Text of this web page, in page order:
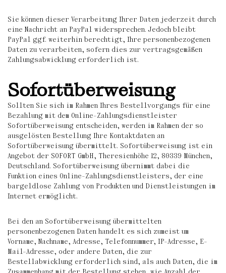
Sie können dieser Verarbeitung Ihrer Daten jederzeit durch
eine Nachricht an PayPal widersprechen. Jedoch bleibt
PayPal ggf. weiterhin berechtigt, Ihre personenbezogenen
Daten zu verarbeiten, sofern dies zur vertragsgemäßen
Zahlungsabwicklung erforderlich ist.
Sofortüberweisung
Sollten Sie sich im Rahmen Ihres Bestellvorgangs für eine
Bezahlung mit dem Online-Zahlungsdienstleister
Sofortüberweisung entscheiden, werden im Rahmen der so
ausgelösten Bestellung Ihre Kontaktdaten an
Sofortüberweisung übermittelt. Sofortüberweisung ist ein
Angebot der SOFORT GmbH, Theresienhöhe 12, 80339 München,
Deutschland. Sofortüberweisung übernimmt dabei die
Funktion eines Online-Zahlungsdienstleisters, der eine
bargeldlose Zahlung von Produkten und Dienstleistungen im
Internet ermöglicht.
Bei den an Sofortüberweisung übermittelten
personenbezogenen Daten handelt es sich zumeist um
Vorname, Nachname, Adresse, Telefonnummer, IP-Adresse, E-
Mail-Adresse, oder andere Daten, die zur
Bestellabwicklung erforderlich sind, als auch Daten, die im